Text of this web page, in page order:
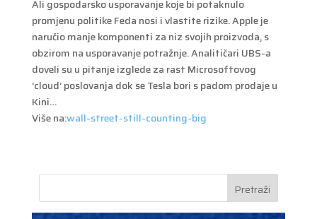
Ali gospodarsko usporavanje koje bi potaknulo
promjenu politike Feda nosi i vlastite rizike. Apple je
naručio manje komponenti za niz svojih proizvoda, s
obzirom na usporavanje potražnje. Analitičari UBS-a
doveli su u pitanje izglede za rast Microsoftovog
‘cloud’ poslovanja dok se Tesla bori s padom prodaje u
Kini…
Više na:wall-street-still-counting-big